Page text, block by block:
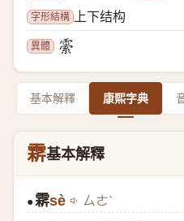
字形結構
上下结构
異體
基本解釋 康熙字典
䨛基本解釋
●䨛sè ㄙㄜˋ